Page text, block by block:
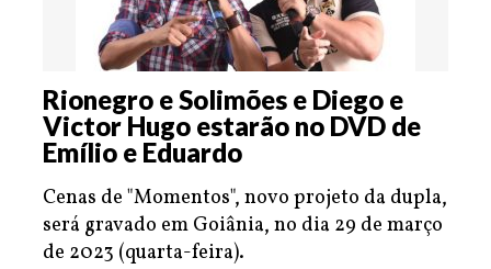
Rionegro e Solimões e Diego e
Victor Hugo estarão no DVD de
Emílio e Eduardo
Cenas de "Momentos", novo projeto da dupla,
será gravado em Goiânia, no dia 29 de março
de 2023 (quarta-feira).